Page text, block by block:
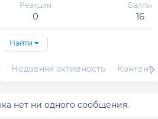
Реакции
0
Баллы
16
Найти
Недавняя активность Контент
нет ни одного сообщения.